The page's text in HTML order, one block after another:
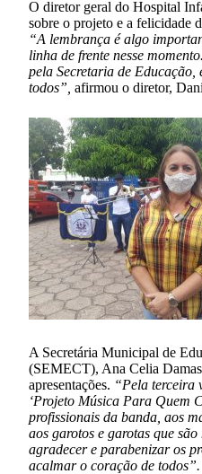
O diretor geral do Hospital
sobre o projeto e a felicidade
“A lembrança é algo
linha de frente nesse
pela Secretaria de Educação,
todos”, afirmou o diretor,
A Secretária Municipal de
(SEMECT), Ana Celia
apresentações. “Pela terceira
‘Projeto Música Para Quem
profissionais da banda, aos
aos garotos e garotas que
agradecer e parabenizar os
acalmar o coração de todos”.